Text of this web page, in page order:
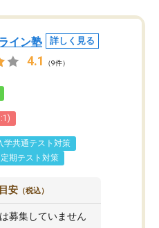
イン塾 詳しく見る
4.1 （9件）
学共通テスト対策
定期テスト対策
安 （税込）
募集していません